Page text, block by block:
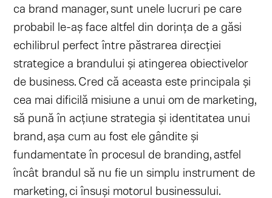
ca brand manager, sunt unele lucruri pe care
probabil le-aș face altfel din dorința de a găsi
echilibrul perfect între păstrarea direcției
strategice a brandului și atingerea obiectivelor
de business. Cred că aceasta este principala și
cea mai dificilă misiune a unui om de marketing,
să pună în acțiune strategia și identitatea unui
brand, așa cum au fost ele gândite și
fundamentate în procesul de branding, astfel
încât brandul să nu fie un simplu instrument de
marketing, ci însuși motorul businessului.